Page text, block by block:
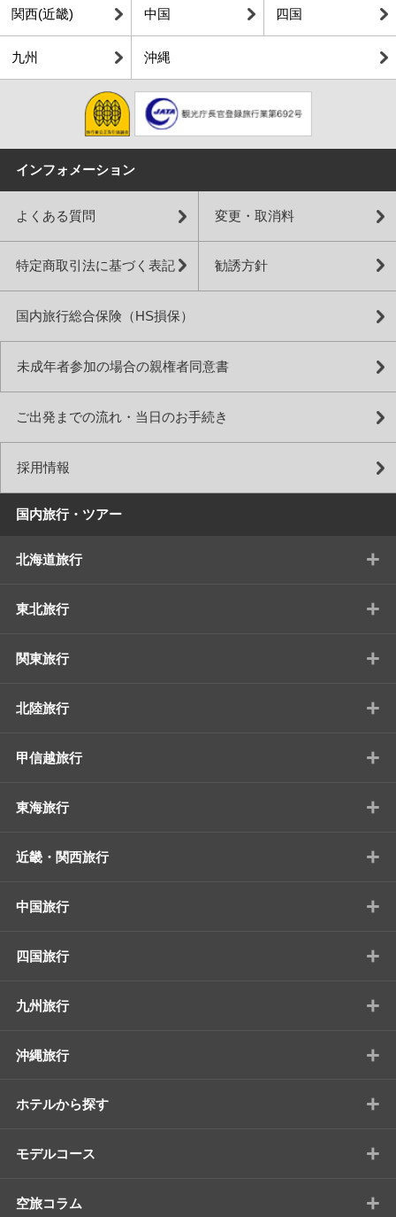
関西(近畿) 中国 四国
九州 沖縄
インフォメーション
よくある質問 変更・取消料
特定商取引法に基づく表記 勧誘方針
国内旅行総合保険（HS損保）
未成年者参加の場合の親権者同意書
ご出発までの流れ・当日のお手続き
採用情報
国内旅行・ツアー
北海道旅行 +
東北旅行 +
関東旅行 +
北陸旅行 +
甲信越旅行 +
東海旅行 +
近畿・関西旅行 +
中国旅行 +
四国旅行 +
九州旅行 +
沖縄旅行 +
ホテルから探す +
モデルコース +
空旅コラム +